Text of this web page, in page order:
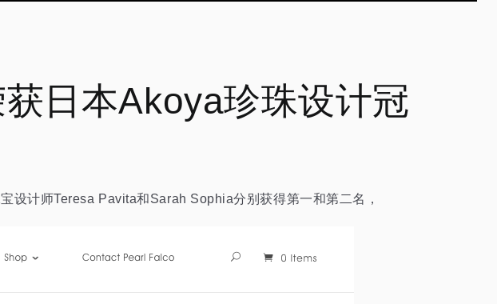
日本Akoya珍珠设计冠
计师Teresa Pavita和Sarah Sophia分别获得第一和第二名，